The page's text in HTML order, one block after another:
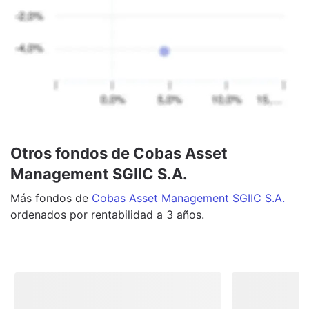
Otros fondos de Cobas Asset
Management SGIIC S.A.
Más fondos de Cobas Asset Management SGIIC S.A.
ordenados por rentabilidad a 3 años.